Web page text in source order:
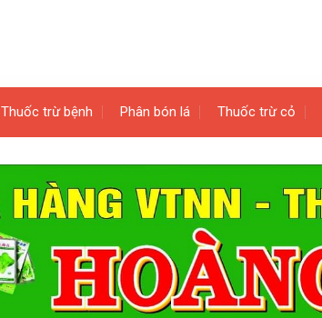
Thuốc trừ bệnh Phân bón lá Thuốc trừ cỏ